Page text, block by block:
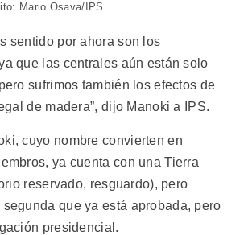
Mario Osava/IPS
sentido por ahora son los
que las centrales aún están solo
sufrimos también los efectos de
de madera”, dijo Manoki a IPS.
cuyo nombre convierten en
ya cuenta con una Tierra
reservado, resguardo), pero
segunda que ya está aprobada, pero
presidencial.